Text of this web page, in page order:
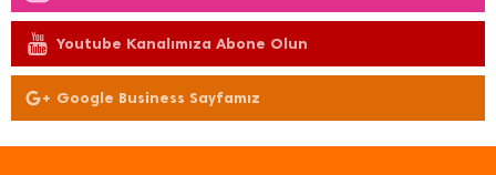
Youtube Kanalımıza Abone Olun
Google Business Sayfamız